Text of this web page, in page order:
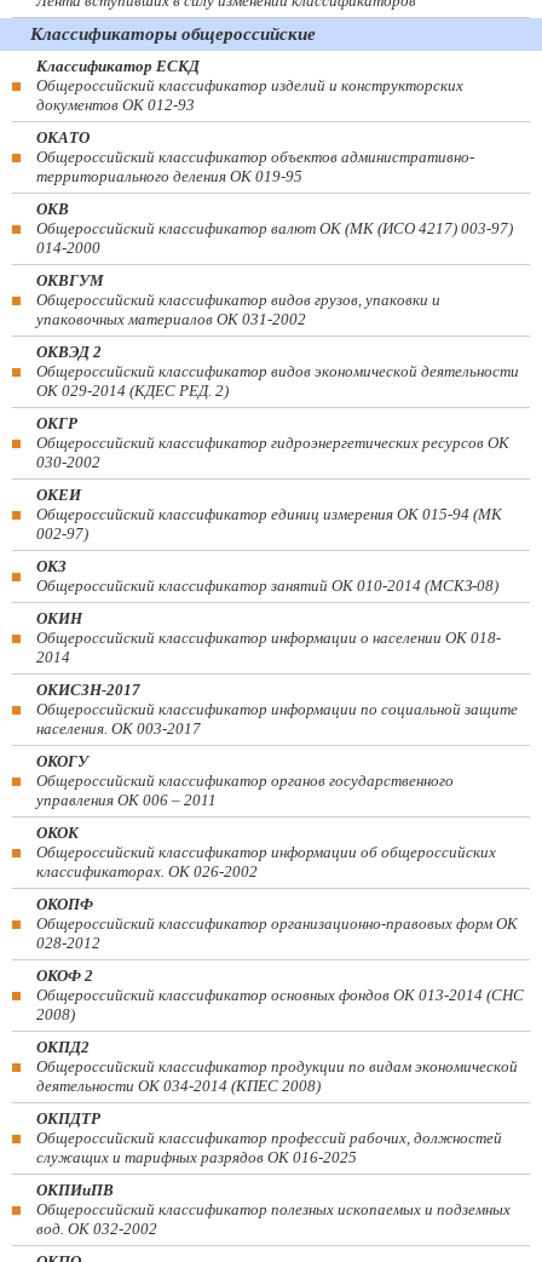
Классификаторы общероссийские
Классификатор ЕСКД
Общероссийский классификатор изделий и конструкторских
документов ОК 012-93
ОКАТО
Общероссийский классификатор объектов административно-
территориального деления ОК 019-95
ОКВ
Общероссийский классификатор валют ОК (МК (ИСО 4217) 003-97)
014-2000
ОКВГУМ
Общероссийский классификатор видов грузов, упаковки и
упаковочных материалов ОК 031-2002
ОКВЭД 2
Общероссийский классификатор видов экономической деятельности
ОК 029-2014 (КДЕС РЕД. 2)
ОКГР
Общероссийский классификатор гидроэнергетических ресурсов ОК
030-2002
ОКЕИ
Общероссийский классификатор единиц измерения ОК 015-94 (МК
002-97)
ОКЗ
Общероссийский классификатор занятий ОК 010-2014 (МСКЗ-08)
ОКИН
Общероссийский классификатор информации о населении ОК 018-
2014
ОКИСЗН-2017
Общероссийский классификатор информации по социальной защите
населения. ОК 003-2017
ОКОГУ
Общероссийский классификатор органов государственного
управления ОК 006 – 2011
ОКОК
Общероссийский классификатор информации об общероссийских
классификаторах. ОК 026-2002
ОКОПФ
Общероссийский классификатор организационно-правовых форм ОК
028-2012
ОКОФ 2
Общероссийский классификатор основных фондов ОК 013-2014 (СНС
2008)
ОКПД2
Общероссийский классификатор продукции по видам экономической
деятельности ОК 034-2014 (КПЕС 2008)
ОКПДТР
Общероссийский классификатор профессий рабочих, должностей
служащих и тарифных разрядов ОК 016-2025
ОКПИиПВ
Общероссийский классификатор полезных ископаемых и подземных
вод. ОК 032-2002